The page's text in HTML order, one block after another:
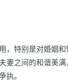
，特别是对婚姻
妻之间的和谐美
执。